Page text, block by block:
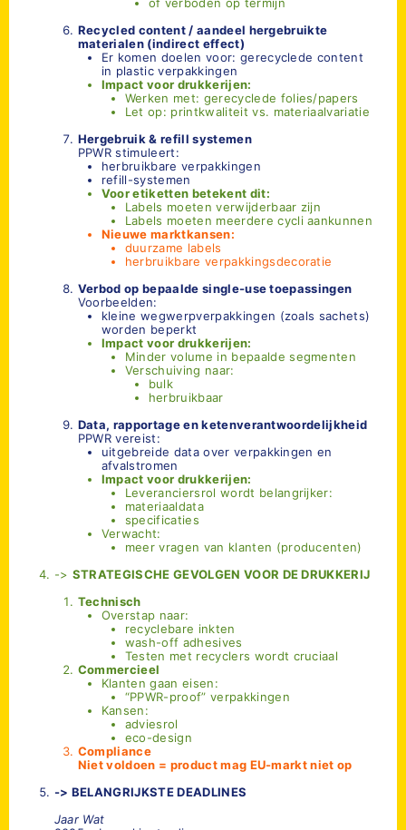
Recycled content / aandeel hergebruikte
materialen (indirect effect)
Er komen doelen voor: gerecyclede content
in plastic verpakkingen
Impact voor drukkerijen:
Werken met: gerecyclede folies/papers
Let op: printkwaliteit vs. materiaalvariatie
Hergebruik & refill systemen
PPWR stimuleert:
herbruikbare verpakkingen
refill-systemen
Voor etiketten betekent dit:
Labels moeten verwijderbaar zijn
Labels moeten meerdere cycli aankunnen
Nieuwe marktkansen:
duurzame labels
herbruikbare verpakkingsdecoratie
Verbod op bepaalde single-use toepassingen
Voorbeelden:
kleine wegwerpverpakkingen (zoals sachets)
worden beperkt
Impact voor drukkerijen:
Minder volume in bepaalde segmenten
Verschuiving naar:
bulk
herbruikbaar
Data, rapportage en ketenverantwoordelijkheid
PPWR vereist:
uitgebreide data over verpakkingen en
afvalstromen
Impact voor drukkerijen:
Leveranciersrol wordt belangrijker:
materiaaldata
specificaties
Verwacht:
meer vragen van klanten (producenten)
-> STRATEGISCHE GEVOLGEN VOOR DE DRUKKERIJ
Technisch
Overstap naar:
recyclebare inkten
wash-off adhesives
Testen met recyclers wordt cruciaal
Commercieel
Klanten gaan eisen:
“PPWR-proof” verpakkingen
Kansen:
adviesrol
eco-design
Compliance
Niet voldoen = product mag EU-markt niet op
-> BELANGRIJKSTE DEADLINES
Jaar Wat